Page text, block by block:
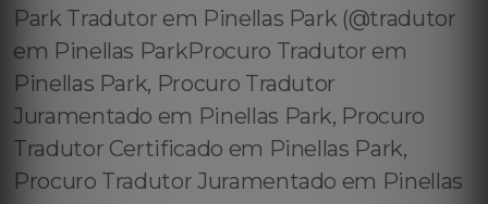
Park Tradutor em Pinellas Park (@tradutor
em Pinellas ParkProcuro Tradutor em
Pinellas Park, Procuro Tradutor
Juramentado em Pinellas Park, Procuro
Tradutor Certificado em Pinellas Park,
Procuro Tradutor Juramentado em Pinellas